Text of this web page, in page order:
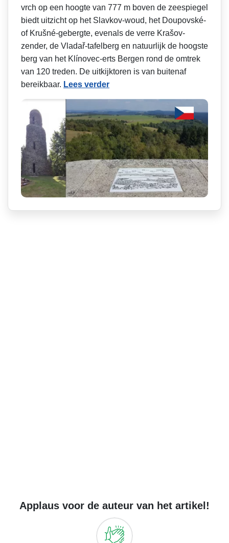
vrch op een hoogte van 777 m boven de zeespiegel
biedt uitzicht op het Slavkov-woud, het Doupovské-
of Krušné-gebergte, evenals de verre Krašov-
zender, de Vladař-tafelberg en natuurlijk de hoogste
berg van het Klínovec-erts Bergen rond de omtrek
van 120 treden. De uitkijktoren is van buitenaf
bereikbaar. Lees verder
Applaus voor de auteur van het artikel!